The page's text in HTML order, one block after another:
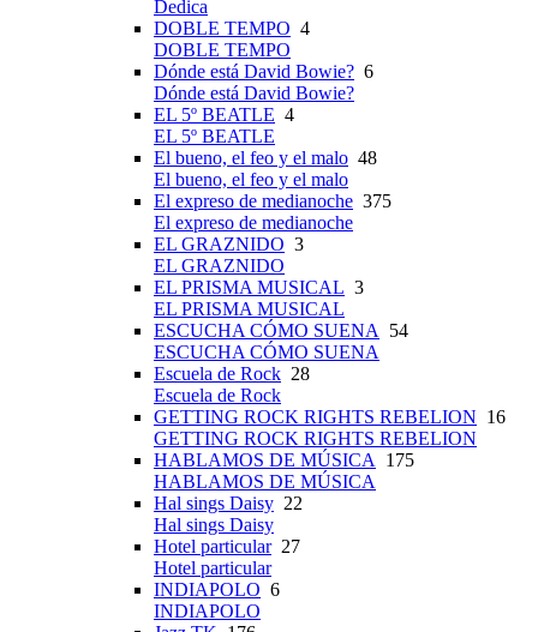
Dedica
DOBLE TEMPO 4
DOBLE TEMPO
Dónde está David Bowie? 6
Dónde está David Bowie?
EL 5º BEATLE 4
EL 5º BEATLE
El bueno, el feo y el malo 48
El bueno, el feo y el malo
El expreso de medianoche 375
El expreso de medianoche
EL GRAZNIDO 3
EL GRAZNIDO
EL PRISMA MUSICAL 3
EL PRISMA MUSICAL
ESCUCHA CÓMO SUENA
54
ESCUCHA CÓMO SUENA
Escuela de Rock 28
Escuela de Rock
GETTING ROCK RIGHTS REBELION 16
GETTING ROCK RIGHTS REBELION
HABLAMOS DE MÚSICA
175
HABLAMOS DE MÚSICA
Hal sings Daisy 22
Hal sings Daisy
Hotel particular27
Hotel particular
INDIAPOLO 6
INDIAPOLO